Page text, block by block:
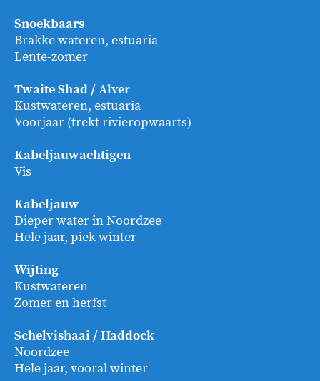
Snoekbaars
Brakke wateren, estuaria
Lente-zomer
Twaite Shad / Alver
Kustwateren, estuaria
Voorjaar (trekt rivieropwaarts)
Kabeljauwachtigen
Vis
Kabeljauw
Dieper water in Noordzee
Hele jaar, piek winter
Wijting
Kustwateren
Zomer en herfst
Schelvishaai / Haddock
Noordzee
Hele jaar, vooral winter